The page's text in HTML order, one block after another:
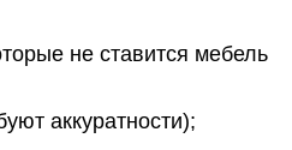
не ставится мебель
аккуратности);